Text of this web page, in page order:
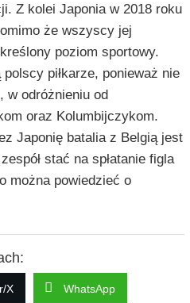
Z kolei Japonia w 2018 roku
że wszyscy jej
poziom sportowy.
piłkarze, ponieważ nie
w odróżnieniu od
oraz Kolumbijczykom.
Japonię batalia z Belgią jest
stać na spłatanie figla
można powiedzieć o
X WhatsApp